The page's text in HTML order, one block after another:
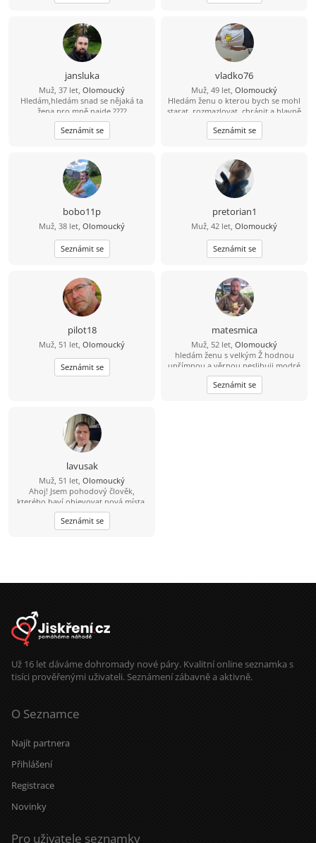
jansluka
Muž, 37 let, Olomoucký
Hledám,hledám snad se nějaká ta
žena pro mně najde ????
Seznámit se
vladko76
Muž, 49 let, Olomoucký
Hledám ženu o kterou bych se mohl
starat, rozmazlovat, chránit a hlavně
milovat. Jsem pekař cukrař ????????
Seznámit se
bobo11p
Muž, 38 let, Olomoucký
Seznámit se
pretorian1
Muž, 42 let, Olomoucký
Seznámit se
pilot18
Muž, 51 let, Olomoucký
Seznámit se
matesmica
Muž, 52 let, Olomoucký
hledám ženu s velkým Ž hodnou
upřímnou a věrnou neslibuji modré
znebe ale porozumění lásku a úctu
Seznámit se
lavusak
Muž, 51 let, Olomoucký
Ahoj! Jsem pohodový člověk,
kterého baví objevovat nová místa,
zajít si na dobrou kávu nebo jídlo a
ve volném čase se věnuji [cvičení,
boxu, rád chodím na
podporovat.“
Seznámit se
Už 16 let dáváme dohromady nové páry. Kvalitní online seznamka s
tisíci prověřenými uživateli. Seznámení zábavně a aktivně.
O Seznamce
Najít partnera
Přihlášení
Registrace
Novinky
Pro uživatele seznamky